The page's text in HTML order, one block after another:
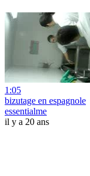
1:05
bizutage en espagnole
essentialme
il y a 20 ans